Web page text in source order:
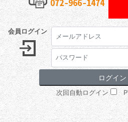
会員ログイン
次回自動ログイン